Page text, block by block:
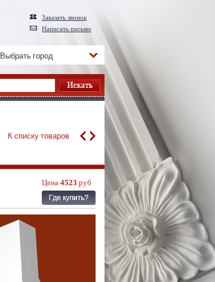
Заказать звонок
Написать письмо
Выбрать город
К списку товаров
Цена 4523 руб